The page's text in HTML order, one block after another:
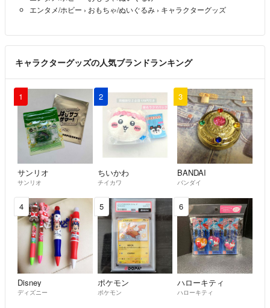
エンタメ/ホビー › おもちゃ/ぬいぐるみ › キャラクターグッズ
キャラクターグッズの人気ブランドランキング
1
サンリオ
サンリオ
2
ちいかわ
チイカワ
3
BANDAI
バンダイ
4
Disney
ディズニー
5
ポケモン
ポケモン
6
ハローキティ
ハローキティ